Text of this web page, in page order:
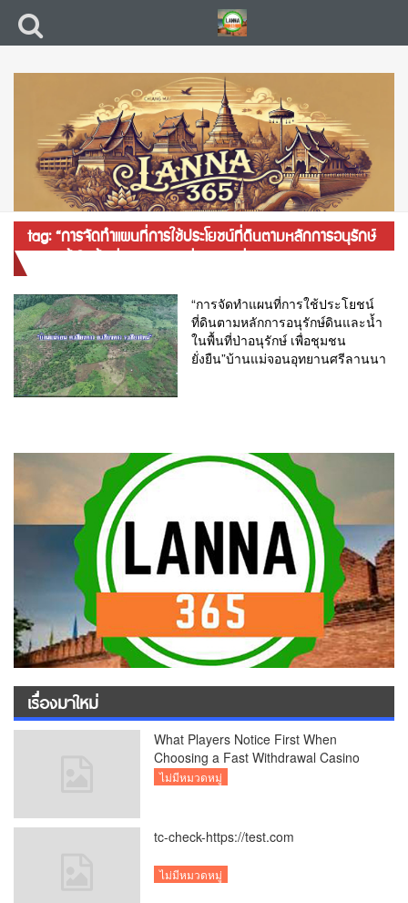
tag: “การจัดทำแผนที่การใช้ประโยชน์ที่ดินตามหลักการอนุรักษ์
“การจัดทำแผนที่การใช้ประโยชน์
ที่ดินตามหลักการอนุรักษ์ดินและน้ำ
ในพื้นที่ป่าอนุรักษ์ เพื่อชุมชน
ยั่งยืน”บ้านแม่จอนอุทยานศรีลานนา
เรื่องมาใหม่
What Players Notice First When
Choosing a Fast Withdrawal Casino
UK
ไม่มีหมวดหมู่
tc-check-https://test.com
ไม่มีหมวดหมู่